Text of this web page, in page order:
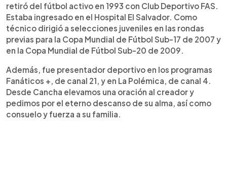
retiró del fútbol activo en 1993 con Club Deportivo FAS.
Estaba ingresado en el Hospital El Salvador. Como
técnico dirigió a selecciones juveniles en las rondas
previas para la Copa Mundial de Fútbol Sub-17 de 2007 y
en la Copa Mundial de Fútbol Sub-20 de 2009.
Además, fue presentador deportivo en los programas
Fanáticos +, de canal 21, y en La Polémica, de canal 4.
Desde Cancha elevamos una oración al creador y
pedimos por el eterno descanso de su alma, así como
consuelo y fuerza a su familia.